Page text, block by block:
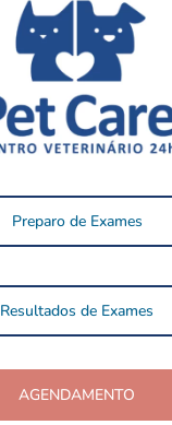
Preparo de Exames
Resultados de Exames
AGENDAMENTO